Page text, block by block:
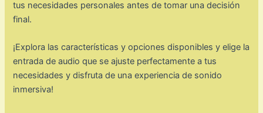
tus necesidades personales antes de tomar una decisión
final.
¡Explora las características y opciones disponibles y elige la
entrada de audio que se ajuste perfectamente a tus
necesidades y disfruta de una experiencia de sonido
inmersiva!